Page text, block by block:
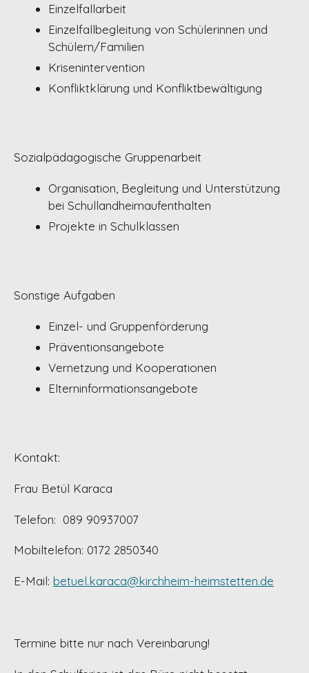
Einzelfallarbeit
Einzelfallbegleitung von Schülerinnen und
Schülern/Familien
Krisenintervention
Konfliktklärung und Konfliktbewältigung
Sozialpädagogische Gruppenarbeit
Organisation, Begleitung und Unterstützung
bei Schullandheimaufenthalten
Projekte in Schulklassen
Sonstige Aufgaben
Einzel- und Gruppenförderung
Präventionsangebote
Vernetzung und Kooperationen
Elterninformationsangebote
Kontakt:
Frau Betül Karaca
Telefon: 089 90937007
Mobiltelefon: 0172 2850340
E-Mail: betuel.karaca@kirchheim-heimstetten.de
Termine bitte nur nach Vereinbarung!